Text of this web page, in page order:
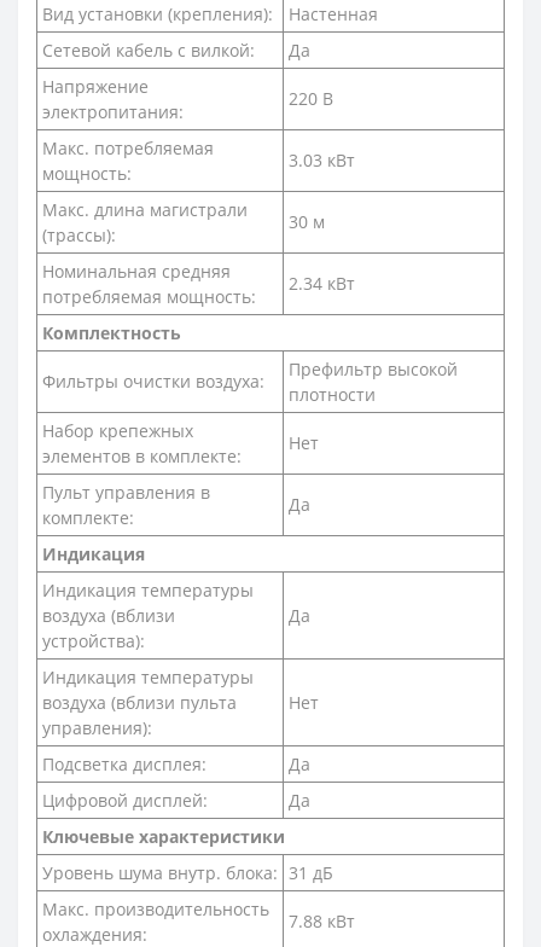
Вид установки (крепления):
Настенная
Сетевой кабель с вилкой:
Да
Напряжение
электропитания:
220 В
Макс. потребляемая
мощность:
3.03 кВт
Макс. длина магистрали
(трассы):
30 м
Номинальная средняя
потребляемая мощность:
2.34 кВт
Комплектность
Фильтры очистки воздуха:
Префильтр высокой
плотности
Набор крепежных
элементов в комплекте:
Нет
Пульт управления в
комплекте:
Да
Индикация
Индикация температуры
воздуха (вблизи
устройства):
Да
Индикация температуры
воздуха (вблизи пульта
управления):
Нет
Подсветка дисплея:
Да
Цифровой дисплей:
Да
Ключевые характеристики
Уровень шума внутр. блока: 31 дБ
Макс. производительность
охлаждения:
7.88 кВт